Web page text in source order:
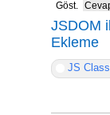
Göst.
JSDOM
Ekleme
JS